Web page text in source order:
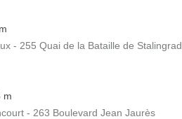
- 255 Quai de la Bataille de Stalingrad
m
- 263 Boulevard Jean Jaurès